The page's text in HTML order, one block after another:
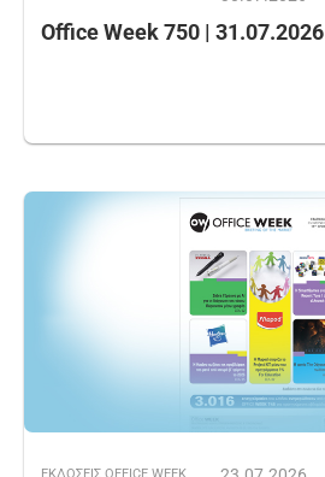
Office Week 750 | 31.07.2026